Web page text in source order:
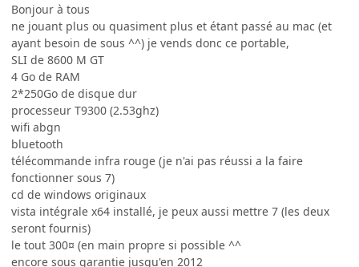
Bonjour à tous
ne jouant plus ou quasiment plus et étant passé au mac (et
ayant besoin de sous ^^) je vends donc ce portable,
SLI de 8600 M GT
4 Go de RAM
2*250Go de disque dur
processeur T9300 (2.53ghz)
wifi abgn
bluetooth
télécommande infra rouge (je n'ai pas réussi a la faire
fonctionner sous 7)
cd de windows originaux
vista intégrale x64 installé, je peux aussi mettre 7 (les deux
seront fournis)
le tout 300¤ (en main propre si possible ^^
encore sous garantie jusqu'en 2012